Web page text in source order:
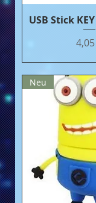
Бърз
USB Stick
Neu